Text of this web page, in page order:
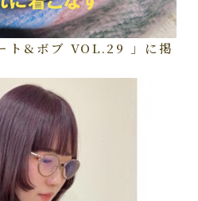
ト&ボブ VOL.29 」に掲